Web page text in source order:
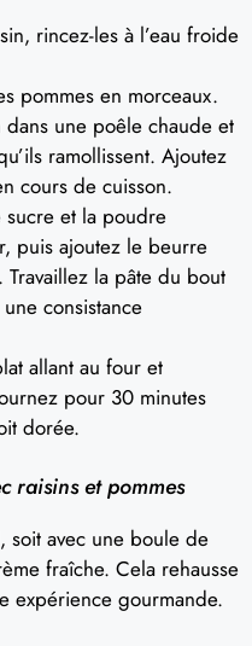
rincez-les à l’eau froide
pommes en morceaux.
une poêle chaude et
ramollissent. Ajoutez
cours de cuisson.
et la poudre
puis ajoutez le beurre
la pâte du bout
consistance
allant au four et
pour 30 minutes
dorée.
raisins et pommes
soit avec une boule de
fraîche. Cela rehausse
expérience gourmande.